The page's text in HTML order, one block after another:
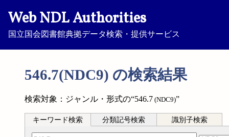
Web NDL Authorities
国立国会図書館典拠データ検索・提供サービス
546.7(NDC9) の検索結果
検索対象：ジャンル・形式の“546.7 (NDC9)”
キーワード検索 分類記号検索 識別子検索